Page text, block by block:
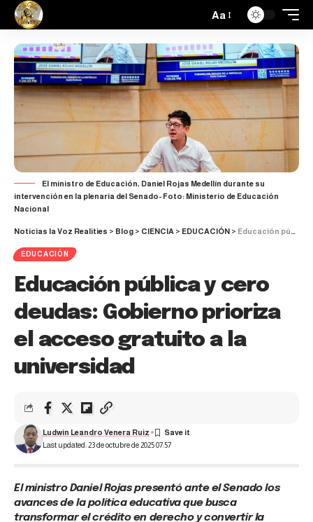
Aa
​​El ministro de Educación, Daniel Rojas ​Medellín durante su
intervención en la plenaria del Senado- Foto: Ministerio de Educación
Nacional
Noticias la Voz Realities > Blog > CIENCIA > EDUCACIÓN > Educación pública y cero deudas: Gobierno prioriza el acceso gratuito a la universidad
EDUCACIÓN
Educación pública y cero
deudas: Gobierno prioriza
el acceso gratuito a la
universidad
Last updated: 23 de octubre de 2025 07:57
Ludwin Leandro Venera Ruiz
El ministro Daniel Rojas presentó ante el Senado los
avances de la política educativa que busca
transformar el crédito en derecho y convertir la